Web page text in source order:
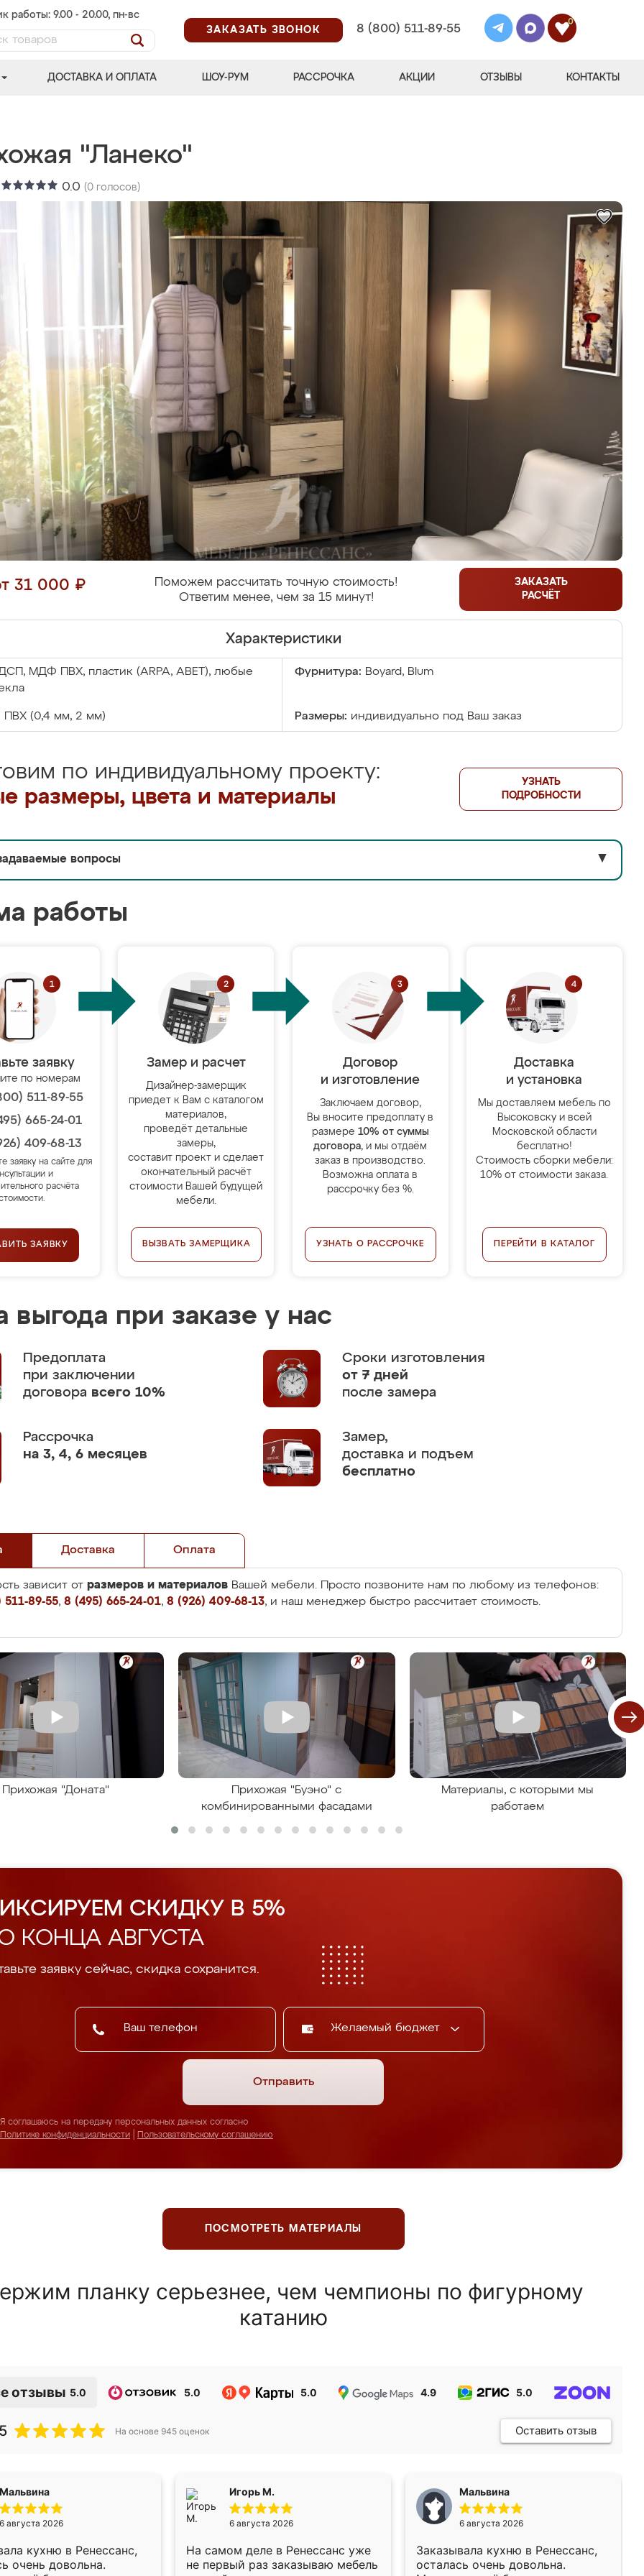
работы: 9.00 - 20.00, пн-вс
ЗАКАЗАТЬ ЗВОНОК
8 (800) 511-89-55
0
ДОСТАВКА И ОПЛАТА ШОУ-РУМ РАССРОЧКА АКЦИИ ОТЗЫВЫ КОНТАКТЫ
"Ланеко"
0.0 (0 голосов)
31 000 ₽
Поможем рассчитать точную стоимость!
Ответим менее, чем за 15 минут!
ЗАКАЗАТЬ
РАСЧЁТ
Характеристики
МДФ ПВХ, пластик (ARPA, ABET), любые
Фурнитура: Boyard, Blum
ПВХ (0,4 мм, 2 мм) Размеры: индивидуально под Ваш заказ
по индивидуальному проекту:
размеры, цвета и материалы
УЗНАТЬ
ПОДРОБНОСТИ
вопросы ▼
работы
заявку
по номерам
511-89-55
665-24-01
409-68-13
заявку на сайте для
и
расчёта
ЗАЯВКУ
Замер и расчет
Дизайнер-замерщик
приедет к Вам с каталогом
материалов,
проведёт детальные
замеры,
составит проект и сделает
окончательный расчёт
стоимости Вашей будущей
мебели.
ВЫЗВАТЬ ЗАМЕРЩИКА
Договор
и изготовление
Заключаем договор,
Вы вносите предоплату в
размере 10% от суммы
договора, и мы отдаём
заказ в производство.
Возможна оплата в
рассрочку без %.
УЗНАТЬ О РАССРОЧКЕ
Доставка
и установка
Мы доставляем мебель по
Высоковску и всей
Московской области
бесплатно!
Стоимость сборки мебели:
10% от стоимости заказа.
ПЕРЕЙТИ В КАТАЛОГ
выгода при заказе у нас
Предоплата
при заключении
договора всего 10%
Сроки изготовления
от 7 дней
после замера
Рассрочка
на 3, 4, 6 месяцев
Замер,
доставка и подъем
бесплатно
Доставка Оплата
зависит от размеров и материалов Вашей мебели. Просто позвоните нам по любому из телефонов:
89-55, 8 (495) 665-24-01, 8 (926) 409-68-13, и наш менеджер быстро рассчитает стоимость.
Прихожая "Доната"
Прихожая "Буэно" с
комбинированными фасадами
Материалы, с которыми мы
работаем
СКИДКУ В 5%
КОНЦА АВГУСТА
заявку сейчас, скидка сохранится.
Желаемый бюджет
Отправить
Я соглашаюсь на передачу персональных данных согласно
Политике конфиденциальности
Пользовательскому соглашению
ПОСМОТРЕТЬ МАТЕРИАЛЫ
планку серьезнее, чем чемпионы по фигурному
катанию
отзывы 5.0 5.0 5.0 4.9 5.0
На основе 945 оценок Оставить отзыв
Мальвина
6 августа 2026
кухню в Ренессанс,
очень довольна.
Игорь М.
6 августа 2026
На самом деле в Ренессанс уже
не первый раз заказываю мебель
Мальвина
6 августа 2026
Заказывала кухню в Ренессанс,
осталась очень довольна.